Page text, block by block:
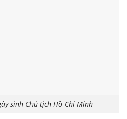
sinh Chủ tịch Hồ Chí Minh